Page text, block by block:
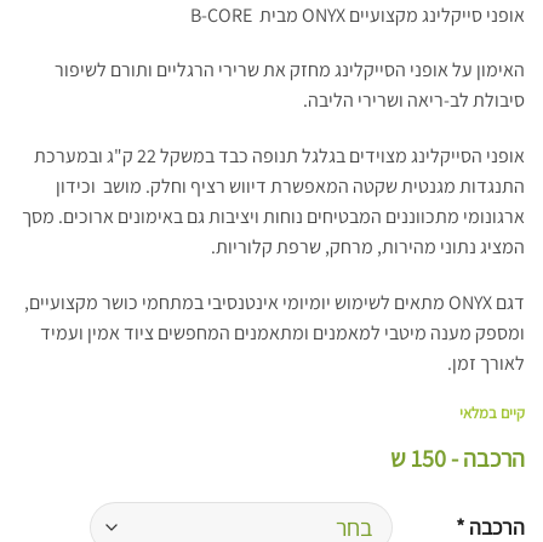
אופני סייקלינג מקצועיים ONYX מבית B-CORE
האימון על אופני הסייקלינג מחזק את שרירי הרגליים ותורם לשיפור
סיבולת לב-ריאה ושרירי הליבה.
אופני הסייקלינג מצוידים בגלגל תנופה כבד במשקל 22 ק"ג ובמערכת
התנגדות מגנטית שקטה המאפשרת דיווש רציף וחלק. מושב וכידון
ארגונומי מתכווננים המבטיחים נוחות ויציבות גם באימונים ארוכים. מסך
המציג נתוני מהירות, מרחק, שרפת קלוריות.
דגם ONYX מתאים לשימוש יומיומי אינטנסיבי במתחמי כושר מקצועיים,
ומספק מענה מיטבי למאמנים ומתאמנים המחפשים ציוד אמין ועמיד
לאורך זמן.
קיים במלאי
הרכבה - 150 ש
הרכבה *